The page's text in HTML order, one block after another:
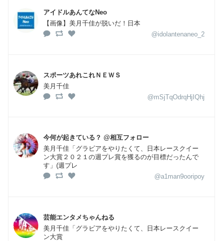
アイドルあんてなNeo
【画像】美月千佳が脱いだ！日本
@idolantenaneo_2
スポーツあれこれＮＥＷＳ
美月千佳
@mSjTqOdrqHjIQhj
今何が起きている？ @相互フォロー
美月千佳「グラビアをやりたくて、日本レースクイー
ン大賞２０２１の週プレ賞を獲るのが目標だったんで
す」(週プレ
@a1man9ooripoy
芸能エンタメちゃんねる
美月千佳「グラビアをやりたくて、日本レースクイー
ン大賞